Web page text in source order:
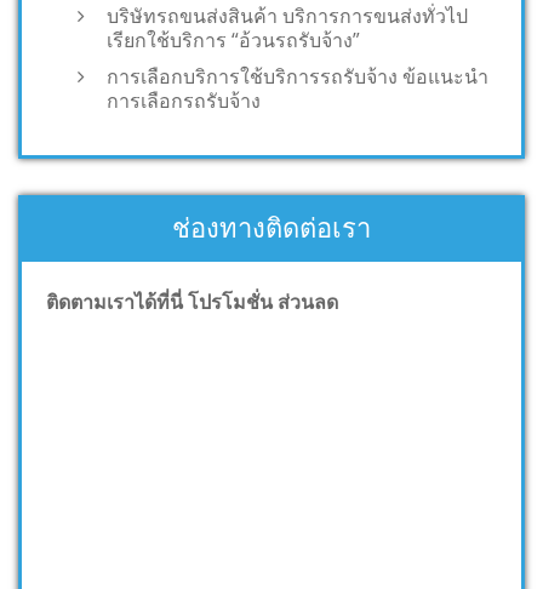
บริษัทรถขนส่งสินค้า บริการการขนส่งทั่วไป
เรียกใช้บริการ “อ้วนรถรับจ้าง”
การเลือกบริการใช้บริการรถรับจ้าง ข้อแนะนำ
การเลือกรถรับจ้าง
ช่องทางติดต่อเรา
ติดตามเราได้ที่นี่ โปรโมชั่น ส่วนลด